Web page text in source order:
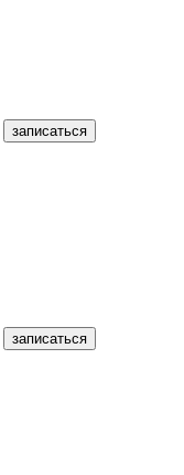
записаться
записаться